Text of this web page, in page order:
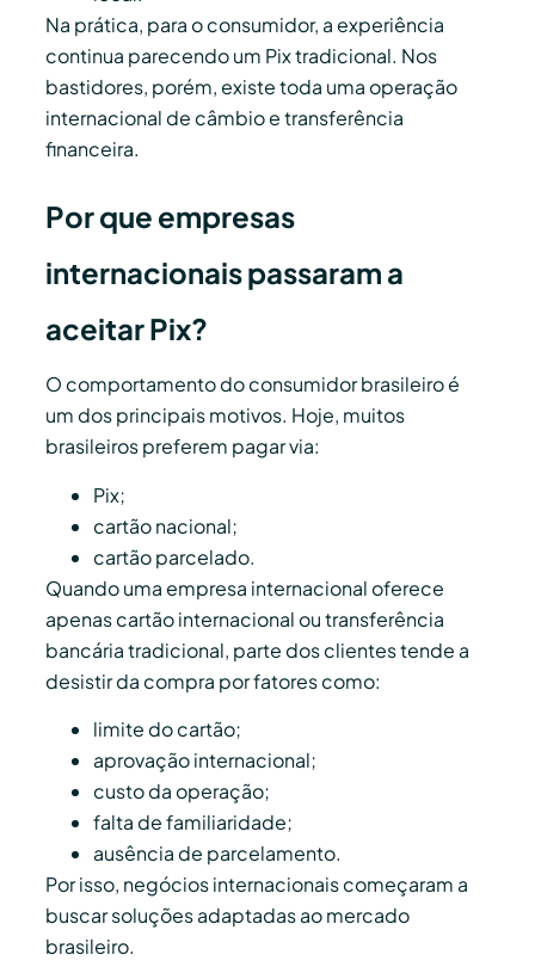
Na prática, para o consumidor, a experiência
continua parecendo um Pix tradicional. Nos
bastidores, porém, existe toda uma operação
internacional de câmbio e transferência
financeira.
Por que empresas
internacionais passaram a
aceitar Pix?
O comportamento do consumidor brasileiro é
um dos principais motivos. Hoje, muitos
brasileiros preferem pagar via:
Pix;
cartão nacional;
cartão parcelado.
Quando uma empresa internacional oferece
apenas cartão internacional ou transferência
bancária tradicional, parte dos clientes tende a
desistir da compra por fatores como:
limite do cartão;
aprovação internacional;
custo da operação;
falta de familiaridade;
ausência de parcelamento.
Por isso, negócios internacionais começaram a
buscar soluções adaptadas ao mercado
brasileiro.